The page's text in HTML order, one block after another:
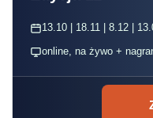
13.10 | 18.11 | 8.12 |
online, na żywo +